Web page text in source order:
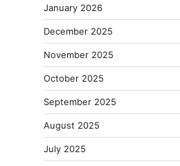
January 2026
December 2025
November 2025
October 2025
September 2025
August 2025
July 2025